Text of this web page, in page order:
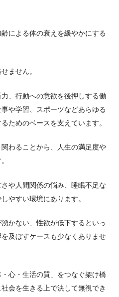
による体の衰えを緩やかにする
ません。
、行動への意欲を後押しする働
や学習、スポーツなどあらゆる
ためのベースを支えています。
わることから、人生の満足度や
や人間関係の悩み、睡眠不足な
やすい環境にあります。
かない、性欲が低下するといっ
及ぼすケースも少なくありませ
心・生活の質」をつなぐ架け橋
会を生きる上で決して無視でき